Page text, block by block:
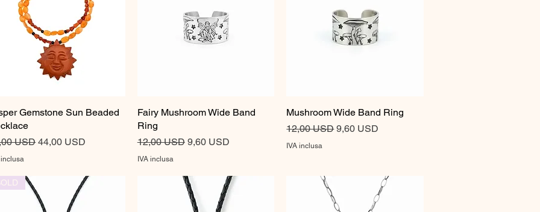
Vista rapida
Gemstone Sun Beaded
regolare
USD Prezzo scontato
44,00 USD
inclusa
Vista rapida
Fairy Mushroom Wide Band
Ring
Prezzo regolare
12,00 USD Prezzo scontato
9,60 USD
IVA inclusa
Vista rapida
Mushroom Wide Band Ring
Prezzo regolare
12,00 USDPrezzo scontato
9,60 USD
IVA inclusa